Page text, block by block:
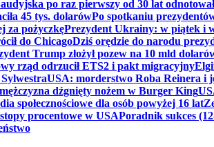
po raz pierwszy od 30 lat
45 tys. dolarówPo spotkaniu
za pożyczkęPrezydent Ukrainy: w piątek i
do ChicagoDziś orędzie do narodu
Trump złożył pozew na 10 mld
rząd odrzucił ETS2 i pakt migracyjny
USA: morderstwo Roba Reinera i
dźgnięty nożem w Burger King
społecznościowe dla osób powyżej 16 lat
procentowe w USAPoradnik sukces